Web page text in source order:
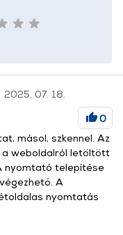
2025. 07. 18.
0
másol, szkennel. Az
a weboldalról letöltött
nyomtató telepítése
A
nyomtatás